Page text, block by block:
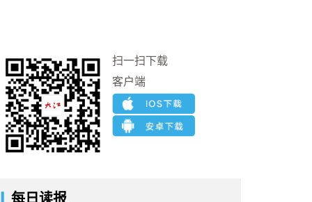
扫一扫下载
客户端
每日读报